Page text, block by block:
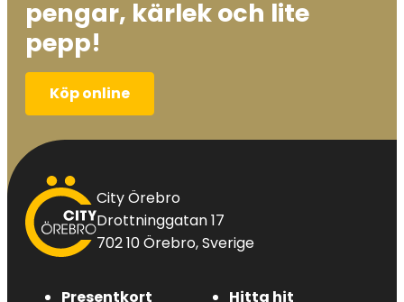
pengar, kärlek och lite
pepp!
Köp online
City
Örebro
City Örebro
Drottninggatan 17
702 10 Örebro, Sverige
Presentkort Hitta hit